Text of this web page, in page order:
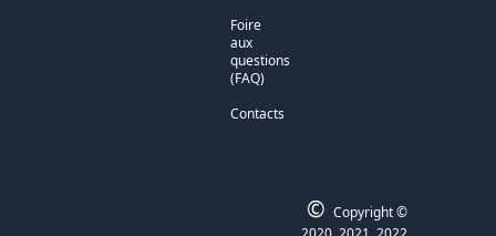
Foire
aux
questions
(FAQ)
Contacts
© Copyright ©